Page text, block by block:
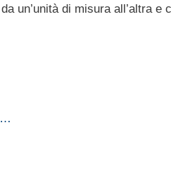
un’unità di misura all’altra e